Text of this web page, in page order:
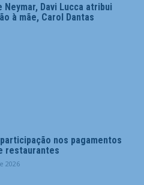
Neymar, Davi Lucca atribui
à mãe, Carol Dantas
participação nos pagamentos
restaurantes
2026